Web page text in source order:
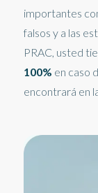
importantes
falsos y a las
PRAC, usted
100% en caso
encontrará en